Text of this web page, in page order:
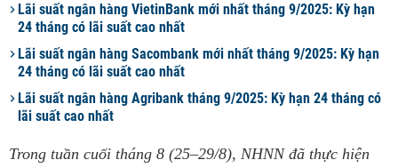
Lãi suất ngân hàng VietinBank mới nhất tháng 9/2025: Kỳ hạn
24 tháng có lãi suất cao nhất
Lãi suất ngân hàng Sacombank mới nhất tháng 9/2025: Kỳ hạn
24 tháng có lãi suất cao nhất
Lãi suất ngân hàng Agribank tháng 9/2025: Kỳ hạn 24 tháng có
lãi suất cao nhất
Trong tuần cuối tháng 8 (25–29/8), NHNN đã thực hiện